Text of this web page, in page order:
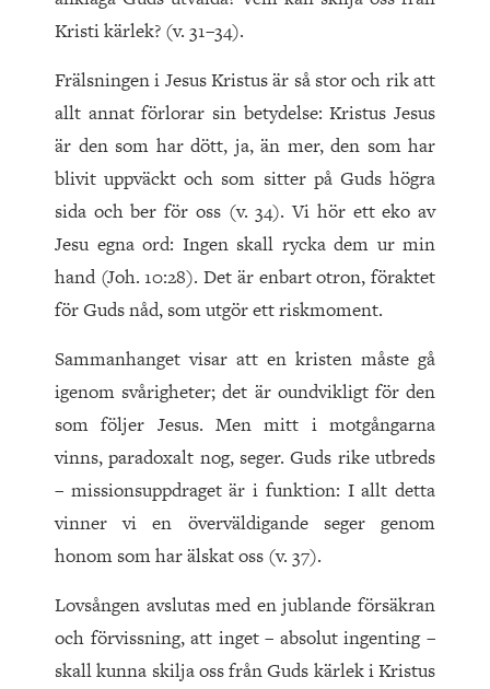
Kristi kärlek? (v. 31–34).
Frälsningen i Jesus Kristus är så stor och rik att
allt annat förlorar sin betydelse: Kristus Jesus
är den som har dött, ja, än mer, den som har
blivit uppväckt och som sitter på Guds högra
sida och ber för oss (v. 34). Vi hör ett eko av
Jesu egna ord: Ingen skall rycka dem ur min
hand (Joh. 10:28). Det är enbart otron, föraktet
för Guds nåd, som utgör ett riskmoment.
Sammanhanget visar att en kristen måste gå
igenom svårigheter; det är oundvikligt för den
som följer Jesus. Men mitt i motgångarna
vinns, paradoxalt nog, seger. Guds rike utbreds
– missionsuppdraget är i funktion: I allt detta
vinner vi en överväldigande seger genom
honom som har älskat oss (v. 37).
Lovsången avslutas med en jublande försäkran
och förvissning, att inget – absolut ingenting –
skall kunna skilja oss från Guds kärlek i Kristus